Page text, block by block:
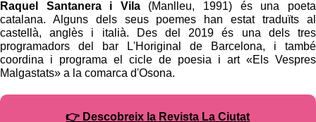
Raquel Santanera i Vila(Manlleu, 1991) és una poeta
catalana. Alguns dels seus poemes han estat traduïts al
castellà, anglès i italià. Des del 2019 és una dels tres
programadors del bar L'Horiginal de Barcelona, ​​i també
coordina i programa el cicle de poesia i art «Els Vespres
Malgastats» a la comarca d'Osona.
👉 Descobreix la Revista La Ciutat